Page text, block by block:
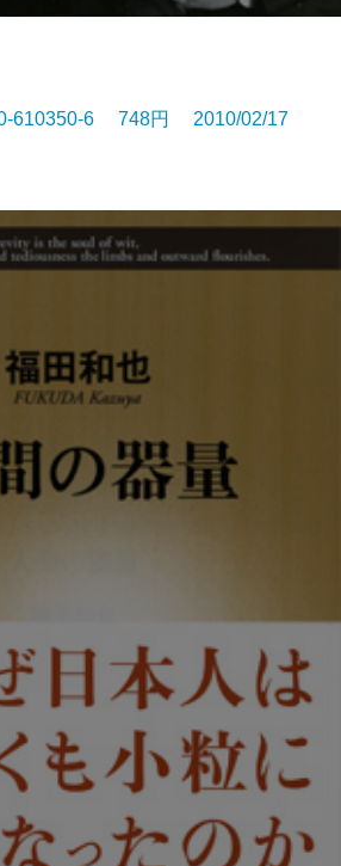
610350-6 748円 2010/02/17